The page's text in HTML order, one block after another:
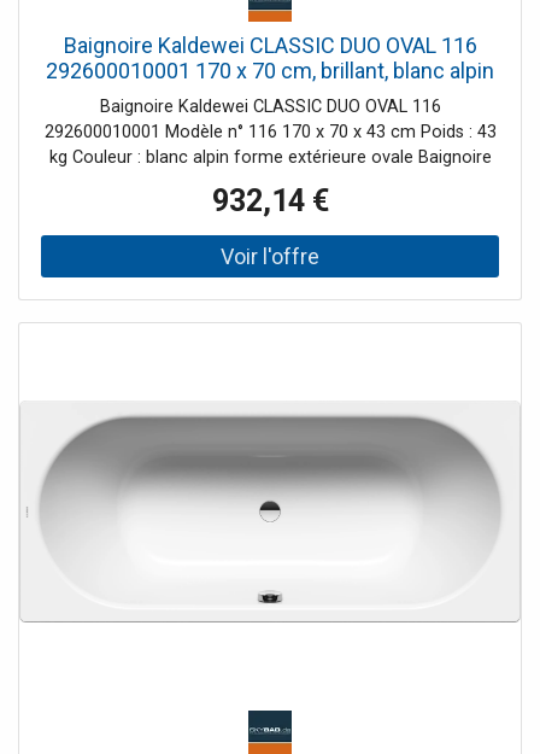
Baignoire Kaldewei CLASSIC DUO OVAL 116
292600010001 170 x 70 cm, brillant, blanc alpin
Baignoire Kaldewei CLASSIC DUO OVAL 116
292600010001 Modèle n° 116 170 x 70 x 43 cm Poids : 43
kg Couleur : blanc alpin forme extérieure ovale Baignoire
Duo avec deux pentes arrière identiques Drain central La
base polyvalente n° 5030 doit être commandée
séparément
932,14 €